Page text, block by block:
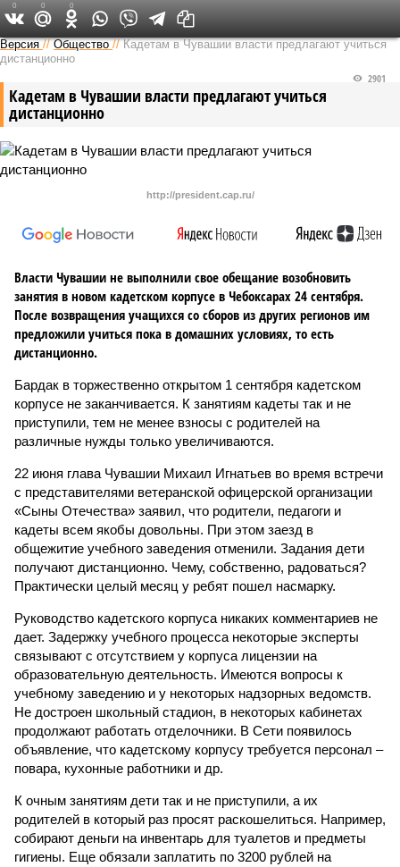
Версия в Чувашии
Версия //Общество //Кадетам в Чувашии власти предлагают учиться
дистанционно
Кадетам в Чувашии власти предлагают учиться
дистанционно
2901
http://president.cap.ru/
Власти Чувашии не выполнили свое обещание возобновить
занятия в новом кадетском корпусе в Чебоксарах 24 сентября.
После возвращения учащихся со сборов из других регионов им
предложили учиться пока в домашних условиях, то есть
дистанционно.
Бардак в торжественно открытом 1 сентября кадетском
корпусе не заканчивается. К занятиям кадеты так и не
приступили, тем не менее взносы с родителей на
различные нужды только увеличиваются.
22 июня глава Чувашии Михаил Игнатьев во время встречи
с представителями ветеранской офицерской организации
«Сыны Отечества» заявил, что родители, педагоги и
кадеты всем якобы довольны. При этом заезд в
общежитие учебного заведения отменили. Задания дети
получают дистанционно. Чему, собственно, радоваться?
Практически целый месяц у ребят пошел насмарку.
Руководство кадетского корпуса никаких комментариев не
дает. Задержку учебного процесса некоторые эксперты
связывают с отсутствием у корпуса лицензии на
образовательную деятельность. Имеются вопросы к
учебному заведению и у некоторых надзорных ведомств.
Не достроен школьный стадион, в некоторых кабинетах
продолжают работать отделочники. В Сети появилось
объявление, что кадетскому корпусу требуется персонал –
повара, кухонные работники и др.
К очным занятиям дети так и не приступили, а их
родителей в который раз просят раскошелиться. Например,
собирают деньги на инвентарь для туалетов и предметы
гигиены. Еще обязали заплатить по 3200 рублей на
0 0 0